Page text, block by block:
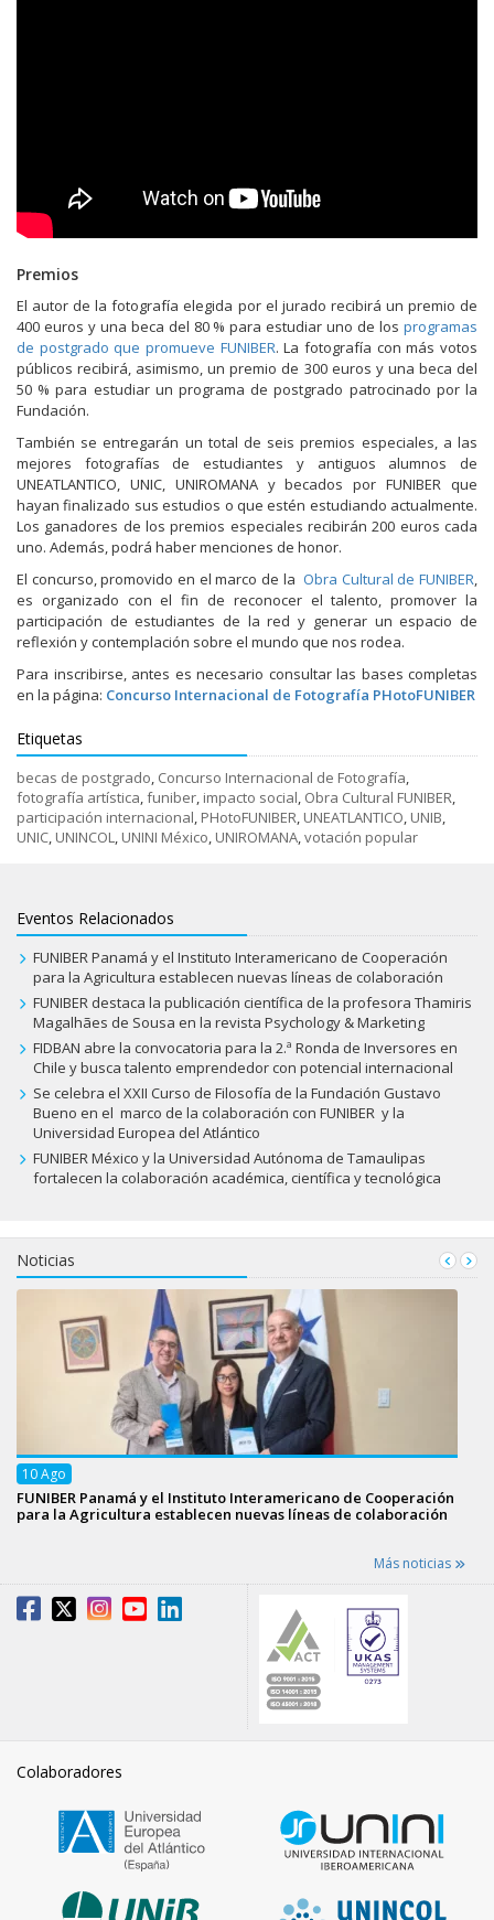
Premios
El autor de la fotografía elegida por el jurado recibirá un premio de
400 euros y una beca del 80 % para estudiar uno de los programas
de postgrado que promueve FUNIBER. La fotografía con más votos
públicos recibirá, asimismo, un premio de 300 euros y una beca del
50 % para estudiar un programa de postgrado patrocinado por la
Fundación.
También se entregarán un total de seis premios especiales, a las
mejores fotografías de estudiantes y antiguos alumnos de
UNEATLANTICO, UNIC, UNIROMANA y becados por FUNIBER que
hayan finalizado sus estudios o que estén estudiando actualmente.
Los ganadores de los premios especiales recibirán 200 euros cada
uno. Además, podrá haber menciones de honor.
El concurso, promovido en el marco de la Obra Cultural de FUNIBER,
es organizado con el fin de reconocer el talento, promover la
participación de estudiantes de la red y generar un espacio de
reflexión y contemplación sobre el mundo que nos rodea.
Para inscribirse, antes es necesario consultar las bases completas
en la página: Concurso Internacional de Fotografía PHotoFUNIBER
Etiquetas
becas de postgrado, Concurso Internacional de Fotografía,
fotografía artística,funiber, impacto social, Obra Cultural FUNIBER,
participación internacional, PHotoFUNIBER, UNEATLANTICO, UNIB,
UNIC, UNINCOL, UNINI México, UNIROMANA,votación popular
Eventos Relacionados
FUNIBER Panamá y el Instituto Interamericano de Cooperación
para la Agricultura establecen nuevas líneas de colaboración
FUNIBER destaca la publicación científica de la profesora Thamiris
Magalhães de Sousa en la revista Psychology & Marketing
FIDBAN abre la convocatoria para la 2.ª Ronda de Inversores en
Chile y busca talento emprendedor con potencial internacional
Se celebra el XXII Curso de Filosofía de la Fundación Gustavo
Bueno en el marco de la colaboración con FUNIBER y la
Universidad Europea del Atlántico
FUNIBER México y la Universidad Autónoma de Tamaulipas
fortalecen la colaboración académica, científica y tecnológica
Noticias
10Ago
FUNIBER Panamá y el Instituto Interamericano de Cooperación
para la Agricultura establecen nuevas líneas de colaboración
Más noticias
Colaboradores